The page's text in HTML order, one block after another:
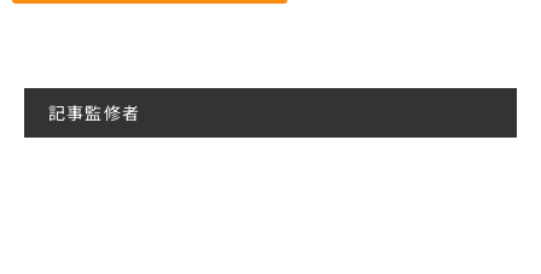
記事監修者